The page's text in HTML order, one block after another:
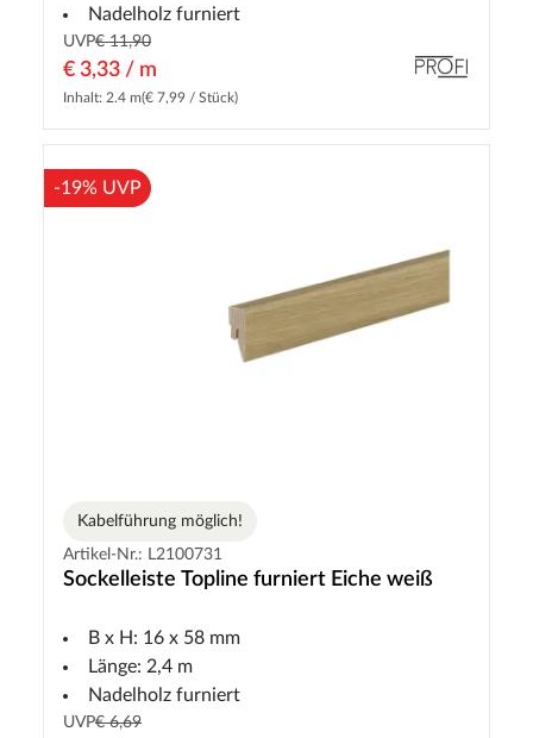
Nadelholz furniert
UVP€ 11,90
€ 3,33 / m
Inhalt: 2.4 m(€ 7,99 / Stück)
-19% UVP
Kabelführung möglich!
Artikel-Nr.: L2100731
Sockelleiste Topline furniert Eiche weiß
B x H: 16 x 58 mm
Länge: 2,4 m
Nadelholz furniert
UVP€ 6,69